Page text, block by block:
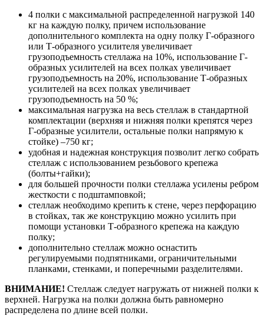
4 полки с максимальной распределенной нагрузкой 140
кг на каждую полку, причем использование
дополнительного комплекта на одну полку Г-образного
или Т-образного усилителя увеличивает
грузоподъемность стеллажа на 10%, использование Г-
образных усилителей на всех полках увеличивает
грузоподъемность на 20%, использование Т-образных
усилителей на всех полках увеличивает
грузоподъемность на 50 %;
максимальная нагрузка на весь стеллаж в стандартной
комплектации (верхняя и нижняя полки крепятся через
Г-образные усилители, остальные полки напрямую к
стойке) –750 кг;
удобная и надежная конструкция позволит легко собрать
стеллаж с использованием резьбового крепежа
(болты+гайки);
для большей прочности полки стеллажа усилены ребром
жесткости с подштамповкой;
стеллаж необходимо крепить к стене, через перфорацию
в стойках, так же конструкцию можно усилить при
помощи установки Т-образного крепежа на каждую
полку;
дополнительно стеллаж можно оснастить
регулируемыми подпятниками, ограничительными
планками, стенками, и поперечными разделителями.
ВНИМАНИЕ! Стеллаж следует нагружать от нижней полки к
верхней. Нагрузка на полки должна быть равномерно
распределена по длине всей полки.